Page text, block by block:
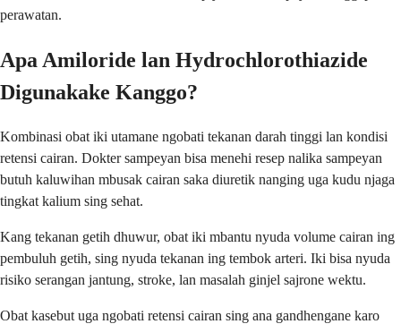
perawatan.
Apa Amiloride lan Hydrochlorothiazide
Digunakake Kanggo?
Kombinasi obat iki utamane ngobati tekanan darah tinggi lan kondisi
retensi cairan. Dokter sampeyan bisa menehi resep nalika sampeyan
butuh kaluwihan mbusak cairan saka diuretik nanging uga kudu njaga
tingkat kalium sing sehat.
Kang tekanan getih dhuwur, obat iki mbantu nyuda volume cairan ing
pembuluh getih, sing nyuda tekanan ing tembok arteri. Iki bisa nyuda
risiko serangan jantung, stroke, lan masalah ginjel sajrone wektu.
Obat kasebut uga ngobati retensi cairan sing ana gandhengane karo